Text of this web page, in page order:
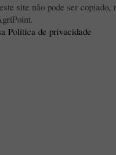
site não pode ser
Política de privacidade